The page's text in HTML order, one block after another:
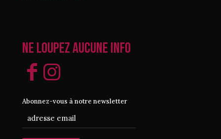
Ne loupez aucune info
Abonnez-vous à notre newsletter